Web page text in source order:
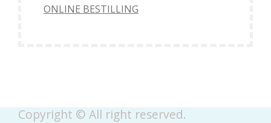
ONLINE BESTILLING
Copyright © All right reserved.